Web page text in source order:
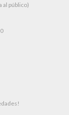
al público)